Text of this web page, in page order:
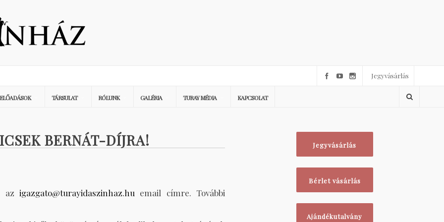
Jegyvásárlás
ELŐADÁSOK TÁRSULAT RÓLUNK GALÉRIA TURAY MÉDIA KAPCSOLAT
BERNÁT-DÍJRA!
az igazgato@turayidaszinhaz.hu email címre. További
Jegyvásárlás
Bérlet vásárlás
Ajándékutalvány